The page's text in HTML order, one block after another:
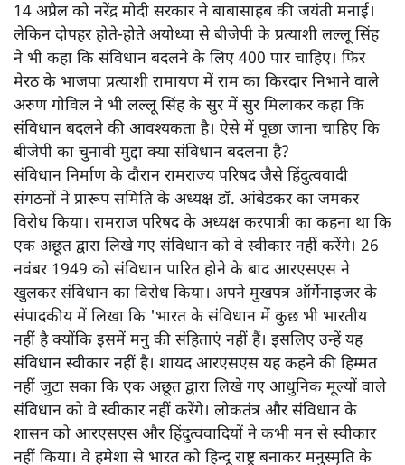
14 अप्रैल को नरेंद्र मोदी सरकार ने बाबासाहब की जयंती मनाई।
लेकिन दोपहर होते-होते अयोध्या से बीजेपी के प्रत्याशी लल्लू सिंह
ने भी कहा कि संविधान बदलने के लिए 400 पार चाहिए। फिर
मेरठ के भाजपा प्रत्याशी रामायण में राम का किरदार निभाने वाले
अरुण गोविल ने भी लल्लू सिंह के सुर में सुर मिलाकर कहा कि
संविधान बदलने की आवश्यकता है। ऐसे में पूछा जाना चाहिए कि
बीजेपी का चुनावी मुद्दा क्या संविधान बदलना है?
संविधान निर्माण के दौरान रामराज्य परिषद जैसे हिंदुत्ववादी
संगठनों ने प्रारूप समिति के अध्यक्ष डॉ. आंबेडकर का जमकर
विरोध किया। रामराज परिषद के अध्यक्ष करपात्री का कहना था कि
एक अछूत द्वारा लिखे गए संविधान को वे स्वीकार नहीं करेंगे। 26
नवंबर 1949 को संविधान पारित होने के बाद आरएसएस ने
खुलकर संविधान का विरोध किया। अपने मुखपत्र ऑर्गेनाइजर के
संपादकीय में लिखा कि 'भारत के संविधान में कुछ भी भारतीय
नहीं है क्योंकि इसमें मनु की संहिताएं नहीं हैं। इसलिए उन्हें यह
संविधान स्वीकार नहीं है। शायद आरएसएस यह कहने की हिम्मत
नहीं जुटा सका कि एक अछूत द्वारा लिखे गए आधुनिक मूल्यों वाले
संविधान को वे स्वीकार नहीं करेंगे। लोकतंत्र और संविधान के
शासन को आरएसएस और हिंदुत्ववादियों ने कभी मन से स्वीकार
नहीं किया। वे हमेशा से भारत को हिन्दू राष्ट्र बनाकर मनुस्मृति के